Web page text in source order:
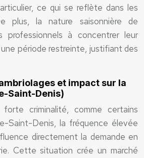
ce qui se reflète dans les
plus, la nature saisonnière de
professionnels à concentrer leur
période restreinte, justifiant des
et impact sur la
Saint-Denis)
criminalité, comme certains
Saint-Denis, la fréquence élevée
directement la demande en
Cette situation crée un marché